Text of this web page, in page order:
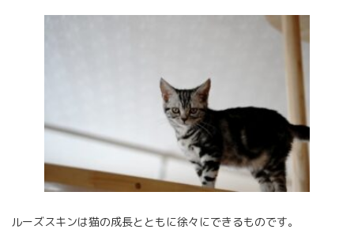
ルーズスキンは猫の成長とともに徐々にできるものです。